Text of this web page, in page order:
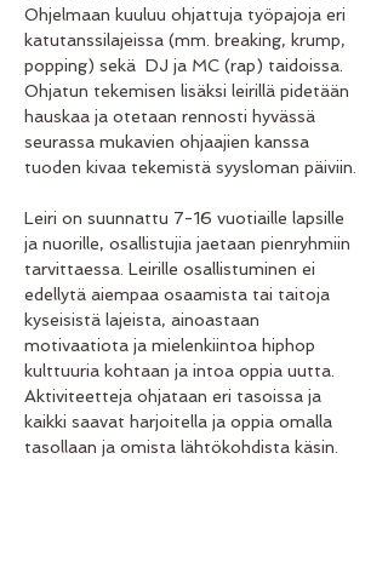
Ohjelmaan kuuluu ohjattuja työpajoja eri
katutanssilajeissa (mm. breaking, krump,
popping) sekä  DJ ja MC (rap) taidoissa.
Ohjatun tekemisen lisäksi leirillä pidetään
hauskaa ja otetaan rennosti hyvässä
seurassa mukavien ohjaajien kanssa
tuoden kivaa tekemistä syysloman päiviin.
Leiri on suunnattu 7-16 vuotiaille lapsille
ja nuorille, osallistujia jaetaan pienryhmiin
tarvittaessa. Leirille osallistuminen ei
edellytä aiempaa osaamista tai taitoja
kyseisistä lajeista, ainoastaan
motivaatiota ja mielenkiintoa hiphop
kulttuuria kohtaan ja intoa oppia uutta.
Aktiviteetteja ohjataan eri tasoissa ja
kaikki saavat harjoitella ja oppia omalla
tasollaan ja omista lähtökohdista käsin.